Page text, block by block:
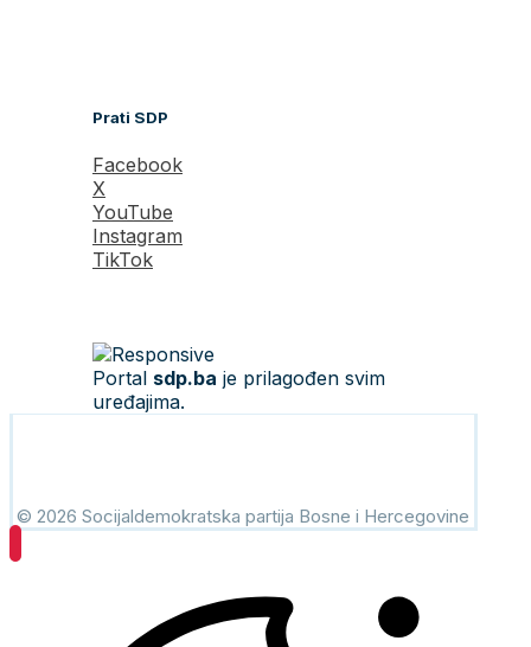
Prati SDP
Facebook
X
YouTube
Instagram
TikTok
Portal sdp.ba je prilagođen svim
uređajima.
© 2026 Socijaldemokratska partija Bosne i Hercegovine